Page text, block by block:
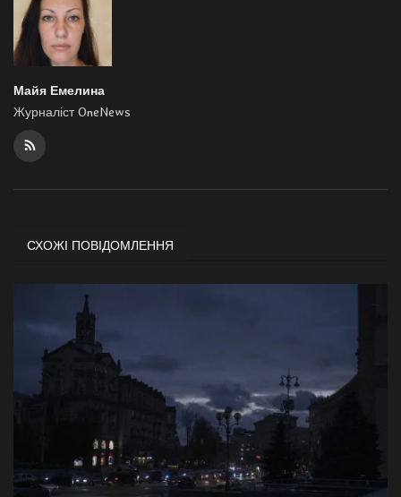
Майя Емелина
Журналіст OneNews
СХОЖІ ПОВІДОМЛЕННЯ